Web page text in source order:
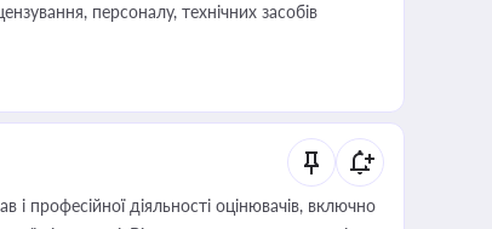
персоналу, технічних засобів
професійної діяльності оцінювачів, включно